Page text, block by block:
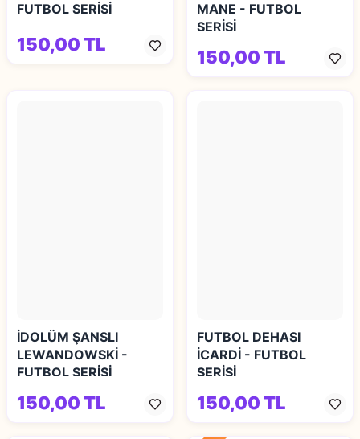
FUTBOL SERİSİ
150,00 TL
MANE - FUTBOL
SERİSİ
150,00 TL
İDOLÜM ŞANSLI
LEWANDOWSKİ -
FUTBOL SERİSİ
150,00 TL
FUTBOL DEHASI
İCARDİ - FUTBOL
SERİSİ
150,00 TL